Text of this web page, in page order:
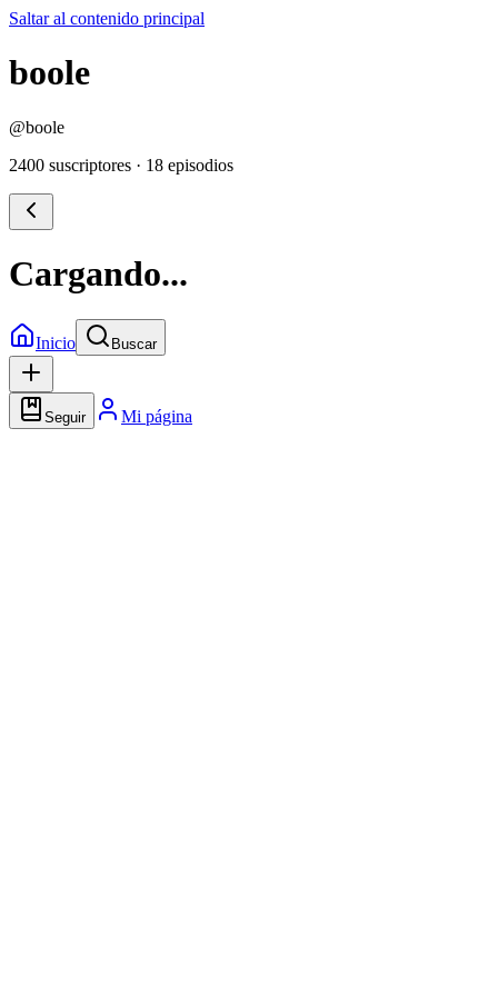
Saltar al contenido principal
boole
@boole
2400 suscriptores · 18 episodios
Cargando...
Inicio Buscar
Seguir Mi página